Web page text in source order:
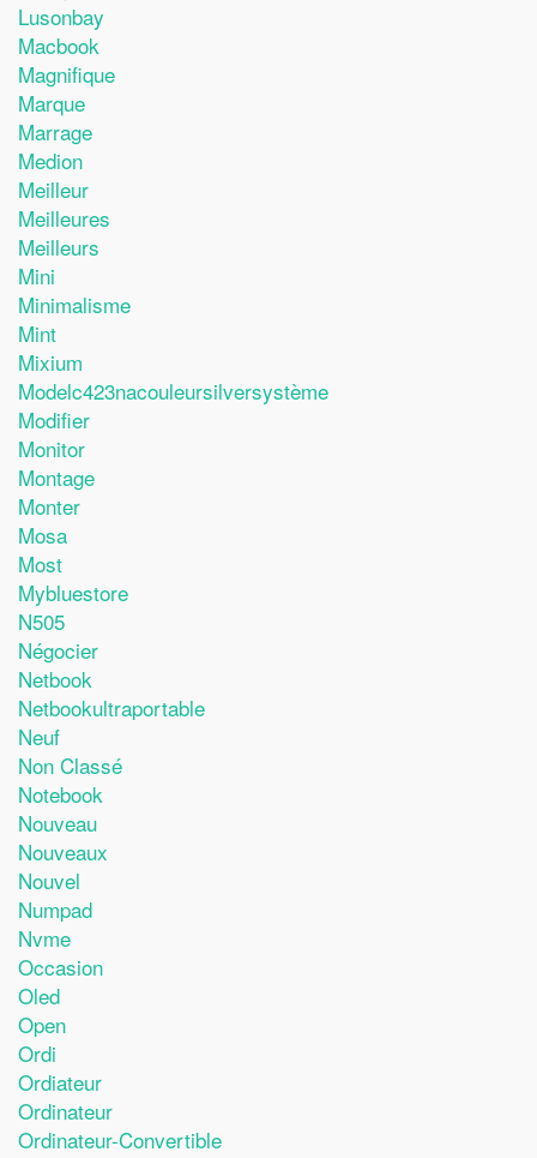
Lusonbay
Macbook
Magnifique
Marque
Marrage
Medion
Meilleur
Meilleures
Meilleurs
Mini
Minimalisme
Mint
Mixium
Modelc423nacouleursilversystème
Modifier
Monitor
Montage
Monter
Mosa
Most
Mybluestore
N505
Négocier
Netbook
Netbookultraportable
Neuf
Non Classé
Notebook
Nouveau
Nouveaux
Nouvel
Numpad
Nvme
Occasion
Oled
Open
Ordi
Ordiateur
Ordinateur
Ordinateur-Convertible